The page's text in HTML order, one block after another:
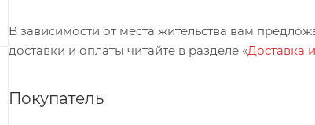
В зависимости от места жительства вам
доставки и оплаты читайте в разделе «Доставка
Покупатель